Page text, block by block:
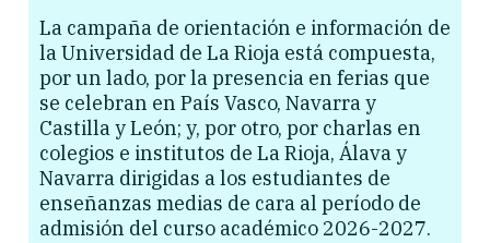
La campaña de orientación e información de
la Universidad de La Rioja está compuesta,
por un lado, por la presencia en ferias que
se celebran en País Vasco, Navarra y
Castilla y León; y, por otro, por charlas en
colegios e institutos de La Rioja, Álava y
Navarra dirigidas a los estudiantes de
enseñanzas medias de cara al período de
admisión del curso académico 2026-2027.